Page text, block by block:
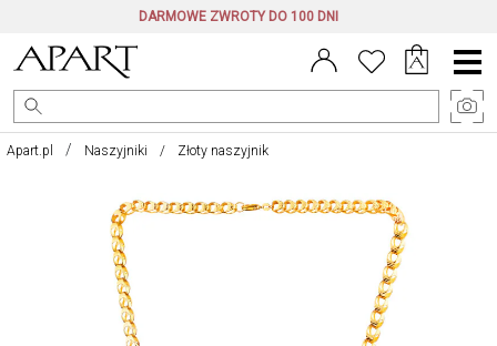
DARMOWE ZWROTY DO 100 DNI
Menu
główne
Apart.pl Naszyjniki Złoty naszyjnik